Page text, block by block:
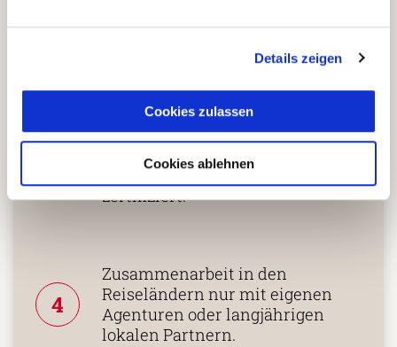
Details zeigen
Cookies zulassen
Cookies ablehnen
Mehrfach mit
Tourismuspreisen
ausgezeichnet und als
nachhaltiges Unternehmen
zertifiziert.
4
Zusammenarbeit in den
Reiseländern nur mit eigenen
Agenturen oder langjährigen
lokalen Partnern.